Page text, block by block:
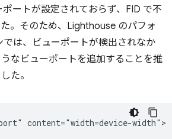
ートが設定されておらず、FID で不
。そのため、Lighthouse のパフォ
では、ビューポートが検出されなか
なビューポートを追加することを推
た。